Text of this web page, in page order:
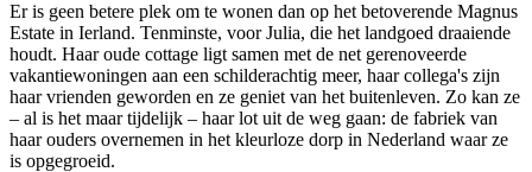
Er is geen betere plek om te wonen dan op het betoverende Magnus
Estate in Ierland. Tenminste, voor Julia, die het landgoed draaiende
houdt. Haar oude cottage ligt samen met de net gerenoveerde
vakantiewoningen aan een schilderachtig meer, haar collega's zijn
haar vrienden geworden en ze geniet van het buitenleven. Zo kan ze
– al is het maar tijdelijk – haar lot uit de weg gaan: de fabriek van
haar ouders overnemen in het kleurloze dorp in Nederland waar ze
is opgegroeid.